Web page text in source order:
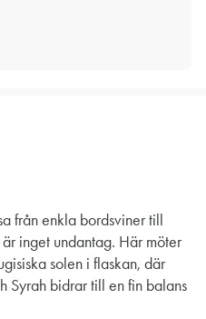
från enkla bordsviner till
inget undantag. Här möter
solen i flaskan, där
Syrah bidrar till en fin balans